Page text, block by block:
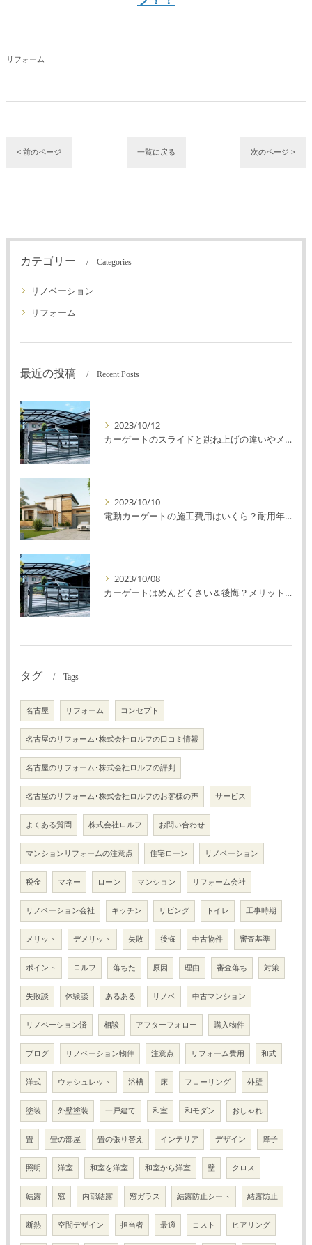
リフォーム
< 前のページ 一覧に戻る 次のページ >
カテゴリー Categories
リノベーション
リフォーム
最近の投稿 Recent Posts
2023/10/12
カーゲートのスライドと跳ね上げの違いやメリットデメリットを解説！
2023/10/10
電動カーゲートの施工費用はいくら？耐用年数や注意点を解説！
2023/10/08
カーゲートはめんどくさい＆後悔？メリット・デメリットを解説！
タグ Tags
名古屋 リフォーム コンセプト
名古屋のリフォーム･株式会社ロルフの口コミ情報
名古屋のリフォーム･株式会社ロルフの評判
名古屋のリフォーム･株式会社ロルフのお客様の声 サービス
よくある質問 株式会社ロルフ お問い合わせ
マンションリフォームの注意点 住宅ローン リノベーション
税金 マネー ローン マンション リフォーム会社
リノベーション会社 キッチン リビング トイレ 工事時期
メリット デメリット 失敗 後悔 中古物件 審査基準
ポイント ロルフ 落ちた 原因 理由 審査落ち 対策
失敗談 体験談 あるある リノベ 中古マンション
リノベーション済 相談 アフターフォロー 購入物件
ブログ リノベーション物件 注意点 リフォーム費用 和式
洋式 ウォシュレット 浴槽 床 フローリング 外壁
塗装 外壁塗装 一戸建て 和室 和モダン おしゃれ
畳 畳の部屋 畳の張り替え インテリア デザイン 障子
照明 洋室 和室を洋室 和室から洋室 壁 クロス
結露 窓 内部結露 窓ガラス 結露防止シート 結露防止
断熱 空間デザイン 担当者 最適 コスト ヒアリング